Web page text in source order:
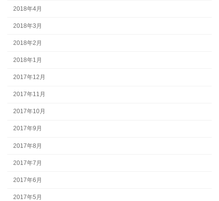
2018年4月
2018年3月
2018年2月
2018年1月
2017年12月
2017年11月
2017年10月
2017年9月
2017年8月
2017年7月
2017年6月
2017年5月